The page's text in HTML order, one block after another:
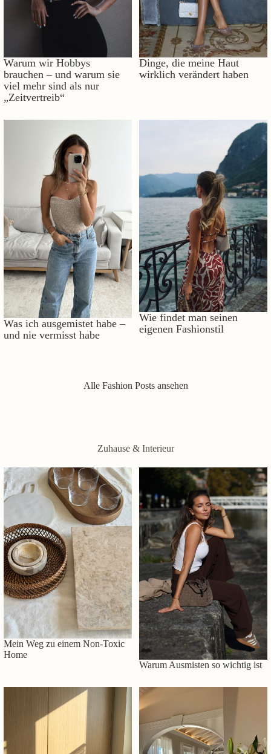
Warum wir Hobbys
brauchen – und warum sie
viel mehr sind als nur
„Zeitvertreib“
Dinge, die meine Haut
wirklich verändert haben
Was ich ausgemistet habe –
und nie vermisst habe
Wie findet man seinen
eigenen Fashionstil
Alle Fashion Posts ansehen
Zuhause & Interieur
Mein Weg zu einem Non-Toxic
Home
Warum Ausmisten so wichtig ist